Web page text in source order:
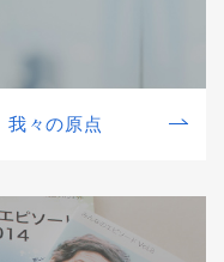
我々の原点